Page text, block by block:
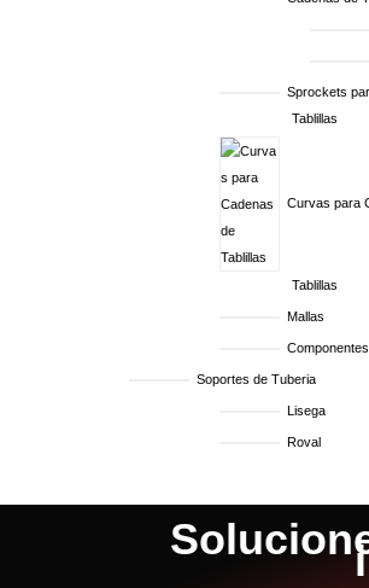
Sprockets
Tablillas
Curvas para
Tablillas
Mallas
Soportes de Tuberia
Lisega
Roval